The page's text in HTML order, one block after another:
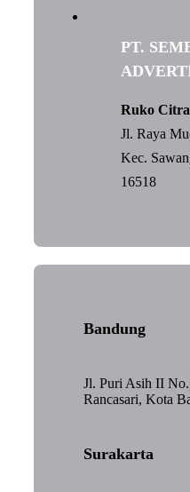
PT.
Ruko
Jl. Raya
Kec.
16518
Bandung
Jl. Puri Asih II
Rancasari, Kota
Surakarta